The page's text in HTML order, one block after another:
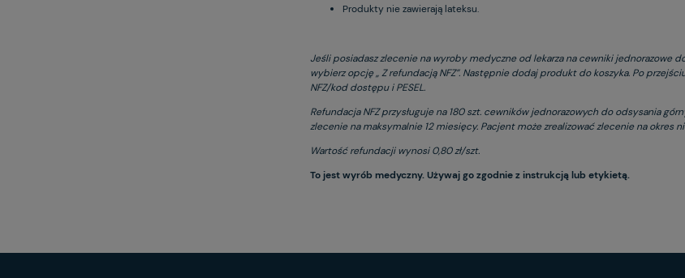
Produkty nie zawierają lateksu.
Jeśli posiadasz zlecenie na wyroby medyczne od lekarza na cewniki jednorazowe
wybierz opcję „ Z refundacją NFZ”. Następnie dodaj produkt do koszyka. Po
NFZ/kod dostępu i PESEL.
Refundacja NFZ przysługuje na 180 szt. cewników jednorazowych do odsysania
zlecenie na maksymalnie 12 miesięcy. Pacjent może zrealizować zlecenie na okres
Wartość refundacji wynosi 0,80 zł/szt.
To jest wyrób medyczny. Używaj go zgodnie z instrukcją lub etykietą.